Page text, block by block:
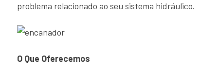
problema relacionado ao seu sistema hidráulico.
O Que Oferecemos